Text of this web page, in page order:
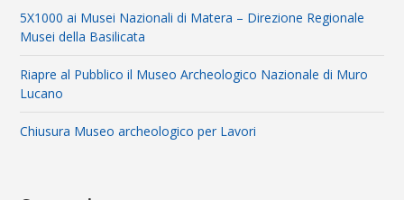
5X1000 ai Musei Nazionali di Matera – Direzione Regionale
Musei della Basilicata
Riapre al Pubblico il Museo Archeologico Nazionale di Muro
Lucano
Chiusura Museo archeologico per Lavori